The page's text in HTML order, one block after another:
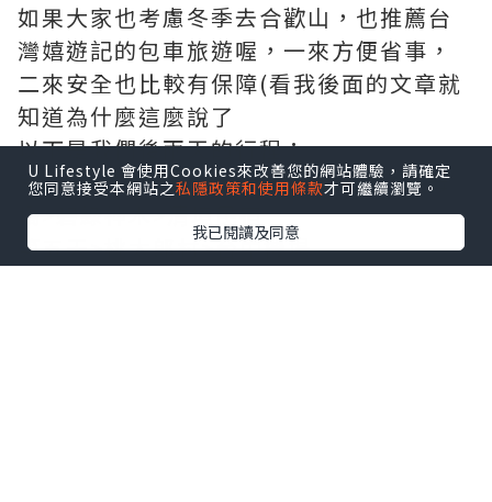
如果大家也考慮冬季去合歡山，也推薦台
灣嬉遊記的包車旅遊喔，一來方便省事，
二來安全也比較有保障(看我後面的文章就
知道為什麼這麼說了
以下是我們後兩天的行程：
第四天>中橫>布洛灣>天祥>太魯閣>慈母
橋>碧綠神木>清境民宿
第五天>桃太郎村>台中機場
U Lifestyle 會使用Cookies來改善您的網站體驗，請確定
您同意接受本網站之私隱政策和使用條款才可繼續瀏覽。
我已閱讀及同意